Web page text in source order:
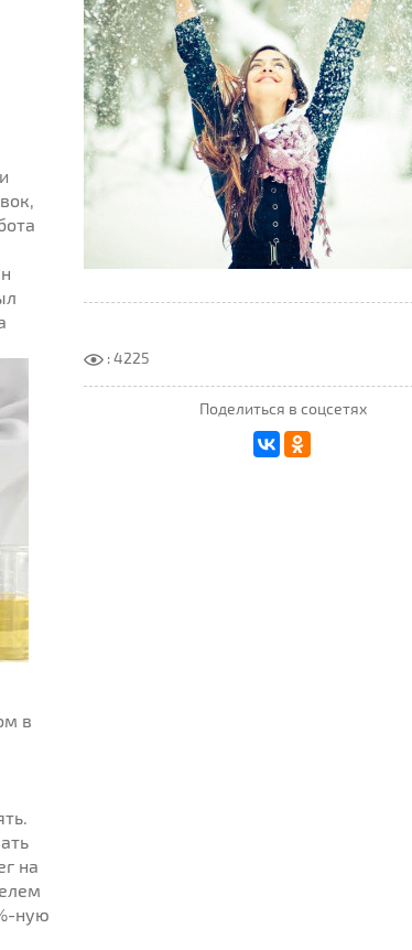
в
на
ную
: 4225
Поделиться в соцсетях